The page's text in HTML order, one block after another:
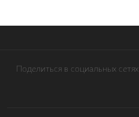
Поделиться в социальных сетях